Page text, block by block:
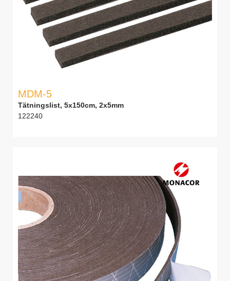
MDM-5
Tätningslist, 5x150cm, 2x5mm
122240